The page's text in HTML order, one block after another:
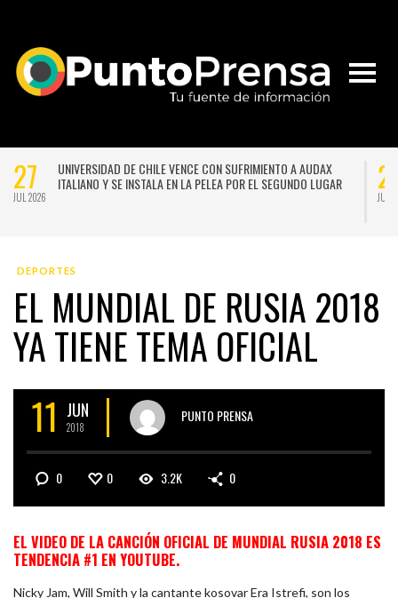
27
JUL 2026
UNIVERSIDAD DE CHILE VENCE CON SUFRIMIENTO A AUDAX
ITALIANO Y SE INSTALA EN LA PELEA POR EL SEGUNDO LUGAR
JUL
DEPORTES
EL MUNDIAL DE RUSIA 2018
YA TIENE TEMA OFICIAL
11 JUN
2018
PUNTO PRENSA
0 0 3.2K 0
EL VIDEO DE LA CANCIÓN OFICIAL DE MUNDIAL RUSIA 2018 ES
TENDENCIA #1 EN YOUTUBE.
Nicky Jam, Will Smith y la cantante kosovar Era Istrefi, son los